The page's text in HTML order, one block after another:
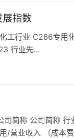
展指数
工行业 C266专
行业先…
司简称 公司简称
/营业收入 （成本